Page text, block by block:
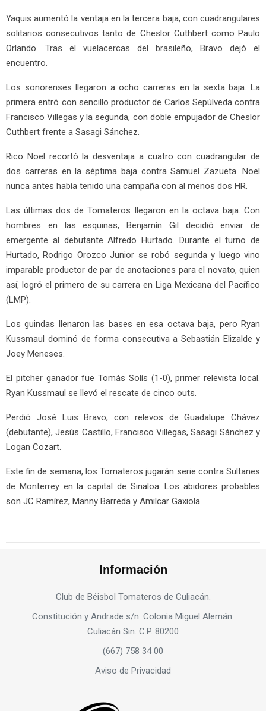
Yaquis aumentó la ventaja en la tercera baja, con cuadrangulares
solitarios consecutivos tanto de Cheslor Cuthbert como Paulo
Orlando. Tras el vuelacercas del brasileño, Bravo dejó el
encuentro.
Los sonorenses llegaron a ocho carreras en la sexta baja. La
primera entró con sencillo productor de Carlos Sepúlveda contra
Francisco Villegas y la segunda, con doble empujador de Cheslor
Cuthbert frente a Sasagi Sánchez.
Rico Noel recortó la desventaja a cuatro con cuadrangular de
dos carreras en la séptima baja contra Samuel Zazueta. Noel
nunca antes había tenido una campaña con al menos dos HR.
Las últimas dos de Tomateros llegaron en la octava baja. Con
hombres en las esquinas, Benjamín Gil decidió enviar de
emergente al debutante Alfredo Hurtado. Durante el turno de
Hurtado, Rodrigo Orozco Junior se robó segunda y luego vino
imparable productor de par de anotaciones para el novato, quien
así, logró el primero de su carrera en Liga Mexicana del Pacífico
(LMP).
Los guindas llenaron las bases en esa octava baja, pero Ryan
Kussmaul dominó de forma consecutiva a Sebastián Elizalde y
Joey Meneses.
El pitcher ganador fue Tomás Solís (1-0), primer relevista local.
Ryan Kussmaul se llevó el rescate de cinco outs.
Perdió José Luis Bravo, con relevos de Guadalupe Chávez
(debutante), Jesús Castillo, Francisco Villegas, Sasagi Sánchez y
Logan Cozart.
Este fin de semana, los Tomateros jugarán serie contra Sultanes
de Monterrey en la capital de Sinaloa. Los abidores probables
son JC Ramírez, Manny Barreda y Amilcar Gaxiola.
Información
Club de Béisbol Tomateros de Culiacán.
Constitución y Andrade s/n. Colonia Miguel Alemán.
Culiacán Sin. C.P. 80200
(667) 758 34 00
Aviso de Privacidad